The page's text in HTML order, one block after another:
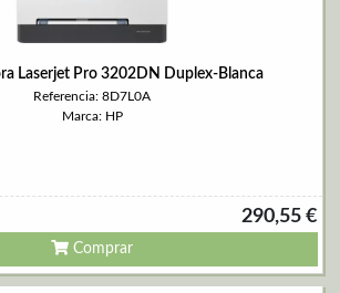
Laserjet Pro 3202DN Duplex-Blanca
Referencia: 8D7L0A
Marca: HP
290,55 €
Comprar